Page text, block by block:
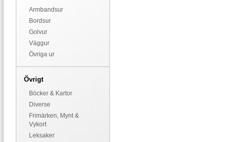
Armbandsur
Bordsur
Golvur
Väggur
Övriga ur
Övrigt
Böcker & Kartor
Diverse
Frimärken, Mynt &
Vykort
Leksaker